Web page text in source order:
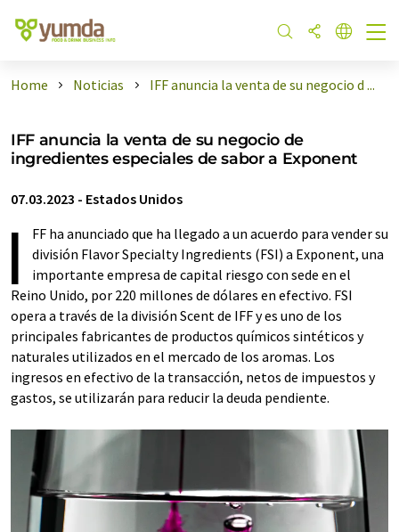
Home Noticias IFF anuncia la venta de su negocio d ...
IFF anuncia la venta de su negocio de
ingredientes especiales de sabor a Exponent
07.03.2023 - Estados Unidos
I
FF ha anunciado que ha llegado a un acuerdo para vender su
división Flavor Specialty Ingredients (FSI) a Exponent, una
importante empresa de capital riesgo con sede en el
Reino Unido, por 220 millones de dólares en efectivo. FSI
opera a través de la división Scent de IFF y es uno de los
principales fabricantes de productos químicos sintéticos y
naturales utilizados en el mercado de los aromas. Los
ingresos en efectivo de la transacción, netos de impuestos y
gastos, se utilizarán para reducir la deuda pendiente.